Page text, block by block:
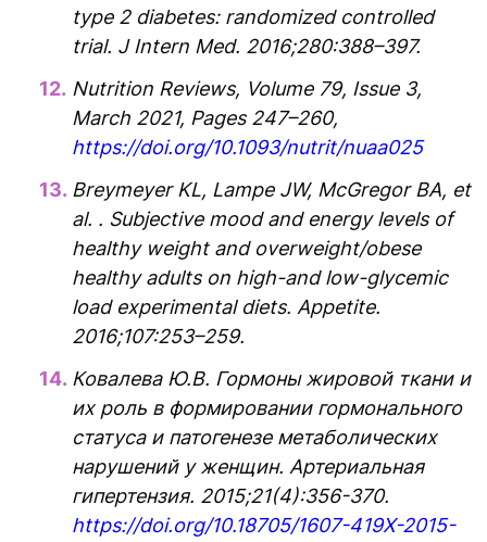
type 2 diabetes: randomized controlled
trial. J Intern Med. 2016;280:388–397.
Nutrition Reviews, Volume 79, Issue 3,
March 2021, Pages 247–260,
https://doi.org/10.1093/nutrit/nuaa025
Breymeyer KL, Lampe JW, McGregor BA, et
al. . Subjective mood and energy levels of
healthy weight and overweight/obese
healthy adults on high-and low-glycemic
load experimental diets. Appetite.
2016;107:253–259.
Ковалева Ю.В. Гормоны жировой ткани и
их роль в формировании гормонального
статуса и патогенезе метаболических
нарушений у женщин. Артериальная
гипертензия. 2015;21(4):356-370.
https://doi.org/10.18705/1607-419X-2015-